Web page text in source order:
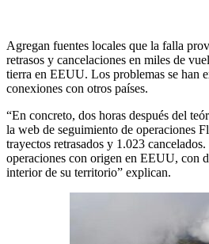
Agregan fuentes locales que la falla
retrasos y cancelaciones en miles de
tierra en EEUU. Los problemas se han
conexiones con otros países.
“En concreto, dos horas después del
la web de seguimiento de operaciones
trayectos retrasados y 1.023
operaciones con origen en EEUU, con
interior de su territorio” explican.